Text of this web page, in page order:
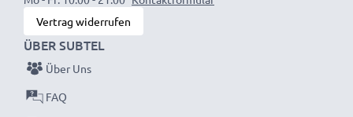
Vertrag widerrufen
ÜBER SUBTEL
Über Uns
FAQ